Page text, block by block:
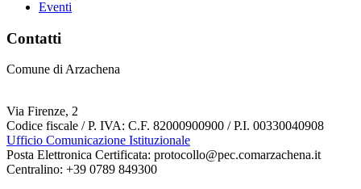
Eventi
Contatti
Comune di Arzachena
Via Firenze, 2
Codice fiscale / P. IVA: C.F. 82000900900 / P.I. 00330040908
Ufficio Comunicazione Istituzionale
Posta Elettronica Certificata: protocollo@pec.comarzachena.it
Centralino: +39 0789 849300